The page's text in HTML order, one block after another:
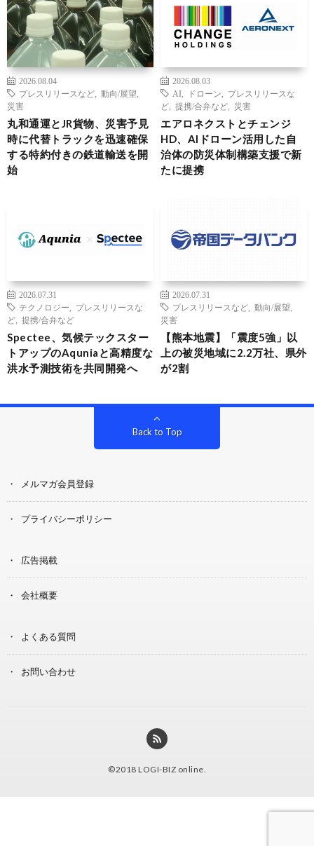
2026.08.04
プレスリリースなど
動向/展望
災害
丸和通運とJR貨物、災害予見
時に代替トラックを迅速確保
する特約付きの鉄道輸送を開
始
2026.08.03
AI
ドローン
プレスリリースな
ど
提携/合弁など 災害
エアロネクストとチェンジ
HD、AIドローン活用した自
治体の防災体制構築支援で新
たに提携
2026.07.31
テクノロジー
プレスリリースな
ど
提携/合弁など
Spectee、気候テックスター
トアップのAquniaと高精度な
洪水予測技術を共同開発へ
2026.07.31
プレスリリースなど
動向/展望
災害
【熊本地震】「震度5強」以
上の被災地域に2.2万社、県外
が2割
Back to Top
メルマガ会員登録
プライバシーポリシー
広告掲載
会社概要
よくある質問
お問い合わせ
©2018 LOGI-BIZ online